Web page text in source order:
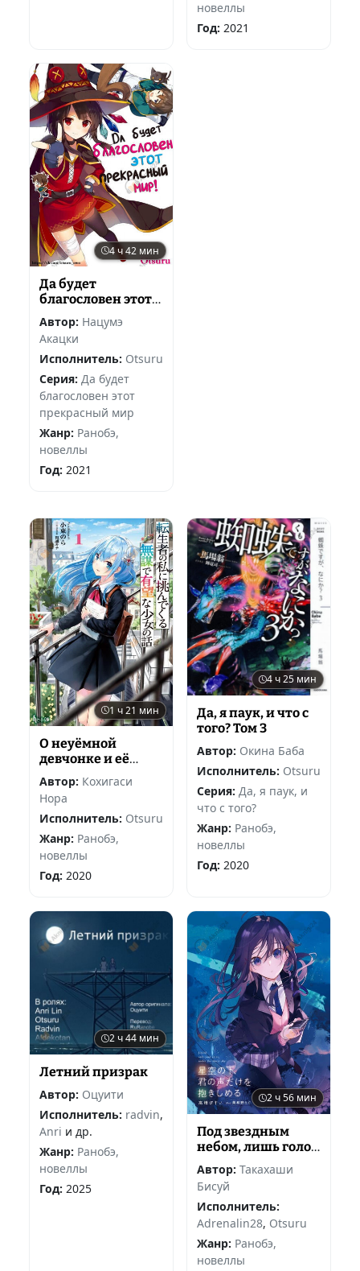
новеллы
Год: 2021
4 ч 42 мин
Да будет
благословен этот
прекрасный мир!
2
Автор: Нацумэ
Акацки
Исполнитель: Otsuru
Серия: Да будет
благословен этот
прекрасный мир
Жанр: Ранобэ,
новеллы
Год: 2021
1 ч 21 мин
О неуёмной
девчонке и её
постоянном
соперничестве со
мной,
перерождённым
Автор: Кохигаси
Нора
Исполнитель: Otsuru
Жанр: Ранобэ,
новеллы
Год: 2020
4 ч 25 мин
Да, я паук, и что с
того? Том 3
Автор: Окина Баба
Исполнитель: Otsuru
Серия: Да, я паук, и
что с того?
Жанр: Ранобэ,
новеллы
Год: 2020
2 ч 44 мин
Летний призрак
Автор: Оцуити
Исполнитель: radvin,
Anri и др.
Жанр: Ранобэ,
новеллы
Год: 2025
2 ч 56 мин
Под звездным
небом, лишь голос
Автор: Такахаши
Бисуй
Исполнитель:
Adrenalin28, Otsuru
Жанр: Ранобэ,
новеллы